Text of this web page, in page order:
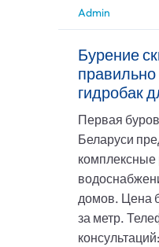
Admin
Бурение
гидробак
Первая
Беларуси
домов. Цена
за метр.